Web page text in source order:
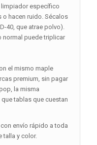
específico
hacen ruido. Sécalos
40, que atrae polvo).
normal puede triplicar
el mismo maple
premium, sin pagar
la misma
tablas que cuestan
envío rápido a toda
talla y color.